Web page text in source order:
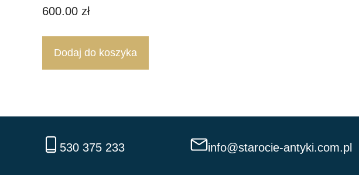
600.00 zł
Dodaj do koszyka
530 375 233 info@starocie-antyki.com.pl